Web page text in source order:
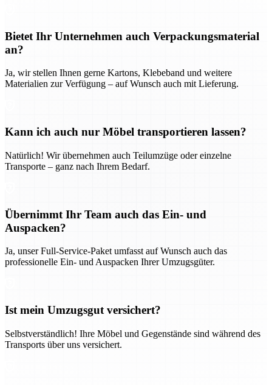
Bietet Ihr Unternehmen auch Verpackungsmaterial
an?
Ja, wir stellen Ihnen gerne Kartons, Klebeband und weitere
Materialien zur Verfügung – auf Wunsch auch mit Lieferung.
Kann ich auch nur Möbel transportieren lassen?
Natürlich! Wir übernehmen auch Teilumzüge oder einzelne
Transporte – ganz nach Ihrem Bedarf.
Übernimmt Ihr Team auch das Ein- und
Auspacken?
Ja, unser Full-Service-Paket umfasst auf Wunsch auch das
professionelle Ein- und Auspacken Ihrer Umzugsgüter.
Ist mein Umzugsgut versichert?
Selbstverständlich! Ihre Möbel und Gegenstände sind während des
Transports über uns versichert.